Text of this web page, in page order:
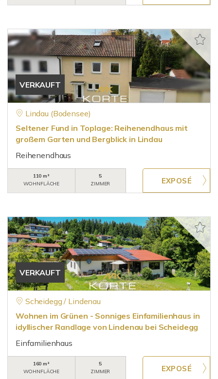
VERKAUFT
Lindau (Bodensee)
Seltener Fund in Toplage: Reihenendhaus mit
großem Garten und Bergblick in Lindau
Reihenendhaus
110 m²
WOHNFLÄCHE
5
ZIMMER
VERKAUFT
Scheidegg / Lindenau
Wohnen im Grünen - Sonniges Einfamilienhaus in
idyllischer Randlage von Lindenau bei Scheidegg
Einfamilienhaus
160 m²
WOHNFLÄCHE
5
ZIMMER